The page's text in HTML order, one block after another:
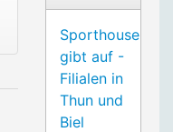
Sporthouse
gibt auf -
Filialen in
Thun und
Biel